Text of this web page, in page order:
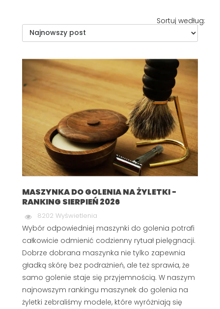
Sortuj według:
MASZYNKA DO GOLENIA NA ŻYLETKI -
RANKING SIERPIEŃ 2026
8202 Wyświetlenia
Wybór odpowiedniej maszynki do golenia potrafi
całkowicie odmienić codzienny rytuał pielęgnacji.
Dobrze dobrana maszynka nie tylko zapewnia
gładką skórę bez podrażnień, ale też sprawia, że
samo golenie staje się przyjemnością. W naszym
najnowszym rankingu maszynek do golenia na
żyletki zebraliśmy modele, które wyróżniają się